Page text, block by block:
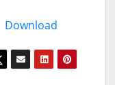
Download